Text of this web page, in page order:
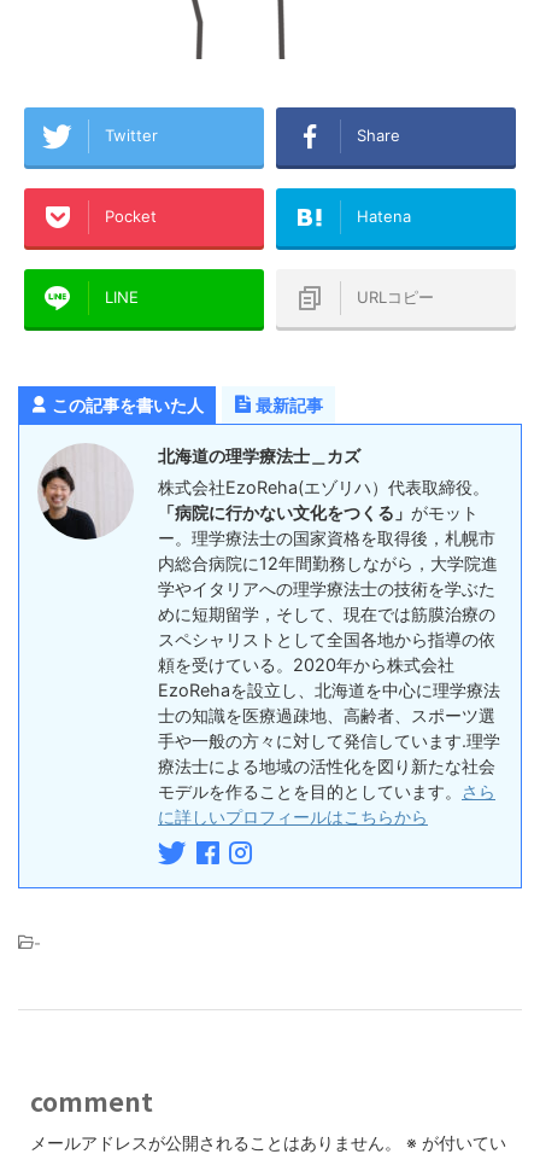
Twitter Share
Pocket Hatena
LINE URLコピー
この記事を書いた人 最新記事
北海道の理学療法士＿カズ
株式会社EzoReha(エゾリハ）代表取締役。
「病院に行かない文化をつくる」 がモット
ー。理学療法士の国家資格を取得後，札幌市
内総合病院に12年間勤務しながら，大学院進
学やイタリアへの理学療法士の技術を学ぶた
めに短期留学，そして、現在では筋膜治療の
スペシャリストとして全国各地から指導の依
頼を受けている。2020年から株式会社
EzoRehaを設立し、北海道を中心に理学療法
士の知識を医療過疎地、高齢者、スポーツ選
手や一般の方々に対して発信しています.理学
療法士による地域の活性化を図り新たな社会
モデルを作ることを目的としています。
さら
に詳しいプロフィールはこちらから
-
comment
メールアドレスが公開されることはありません。 ※ が付いてい